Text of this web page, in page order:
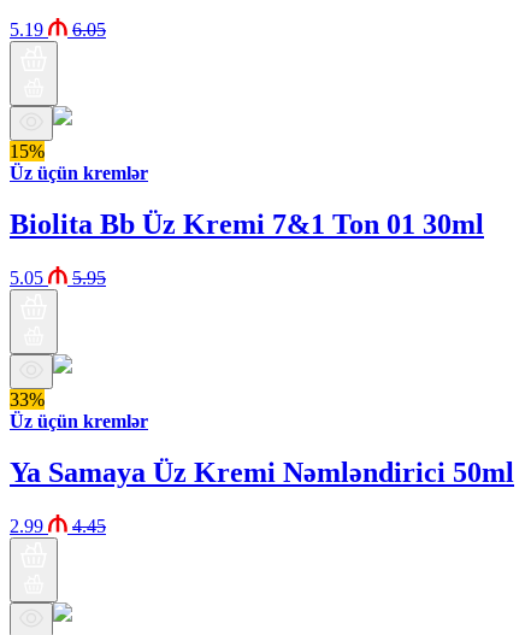
5.19 6.05
15%
Üz üçün kremlər
Biolita Bb Üz Kremi 7&1 Ton 01 30ml
5.05 5.95
33%
Üz üçün kremlər
Ya Samaya Üz Kremi Nəmləndirici 50ml
2.99 4.45